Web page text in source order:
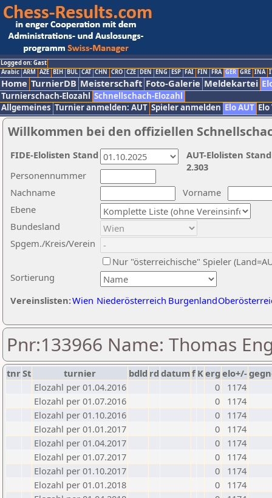
Logged on: Gast
Arabic ARM AZE BIH BUL CAT CHN CRO CZE DEN ENG ESP FAI FIN FRA GER GRE INA
Home TurnierDB Meisterschaft Foto-Galerie Meldekartei
Turnierschach-Elozahl Schnellschach-Elozahl
Allgemeines Turnier anmelden: AUT Spieler anmelden Elo AUT
Willkommen bei den offiziellen
Nachname
Vorname
Ebene
Sortierung
Personennummer
Bundesland
Spgem./Kreis/Verein
Nur "österreichische" Spieler
Vereinslisten:Wien Niederösterreich Burgenland
AUT-Elolisten
2.303
FIDE-Elolisten Stand
Pnr:133966 Name: Thomas
tnrSt turnier bdld rd datumf Kerg elo+/-
Elozahl per 01.04.2016
0
1174
Elozahl per 01.07.2016
0
1174
Elozahl per 01.10.2016
0
1174
Elozahl per 01.01.2017
0
1174
Elozahl per 01.04.2017
0
1174
Elozahl per 01.07.2017
0
1174
Elozahl per 01.10.2017
0
1174
Elozahl per 01.01.2018
0
1174